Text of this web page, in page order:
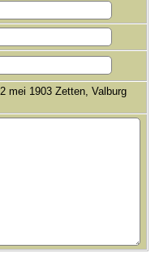
mei 1903 Zetten, Valburg